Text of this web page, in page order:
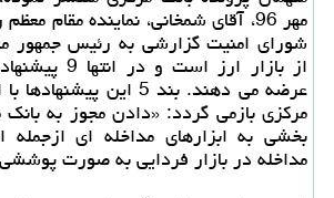
مهر 96، آقای شمخانی، نماینده مقام
شورای امنیت گزارشی به رئیس جمهور
از بازار ارز
عرضه می دهند. بند 5 این
مركزی بازمی گردد: «دادن مجوز به بانك
بخشی به ابزارهای مداخله ای ازجمله
مداخله در بازار فردایی به صورت